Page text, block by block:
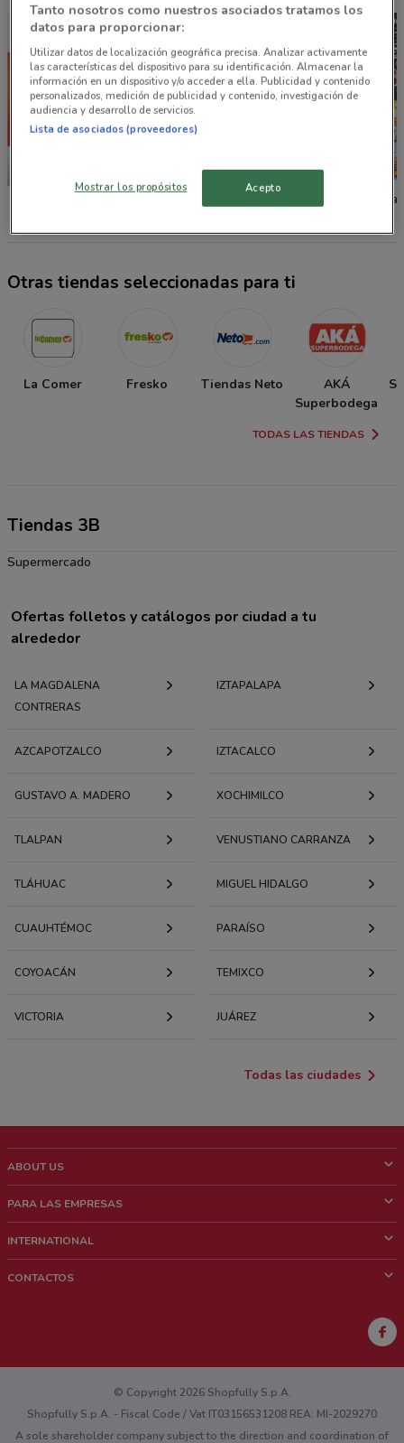
NUEVO
Otras tiendas seleccionadas para ti
La Comer Fresko Tiendas Neto
AKÁ
Superbodega
TODAS LAS TIENDAS
Tiendas 3B
Supermercado
Ofertas folletos y catálogos por ciudad a tu
alrededor
LA MAGDALENA
CONTRERAS
IZTAPALAPA
AZCAPOTZALCO IZTACALCO
GUSTAVO A. MADERO XOCHIMILCO
TLALPAN VENUSTIANO CARRANZA
TLÁHUAC MIGUEL HIDALGO
CUAUHTÉMOC PARAÍSO
COYOACÁN TEMIXCO
VICTORIA JUÁREZ
Todas las ciudades
ABOUT US
¿Quiénes Somos?
Trabaja con nosotros
PARA LAS EMPRESAS
Contacto comercial
INTERNATIONAL
CONTACTOS
¿Encontraste un problema en la web o en la aplicación?
© Copyright 2026 Shopfully S.p.A.
Shopfully S.p.A. - Fiscal Code / Vat IT03156531208 REA: MI-2029270
A sole shareholder company subject to the direction and coordination of
Tanto nosotros como nuestros asociados tratamos los
datos para proporcionar:
Utilizar datos de localización geográfica precisa. Analizar activamente
las características del dispositivo para su identificación. Almacenar la
información en un dispositivo y/o acceder a ella. Publicidad y contenido
personalizados, medición de publicidad y contenido, investigación de
audiencia y desarrollo de servicios.
Lista de asociados (proveedores)
Mostrar los propósitos Acepto